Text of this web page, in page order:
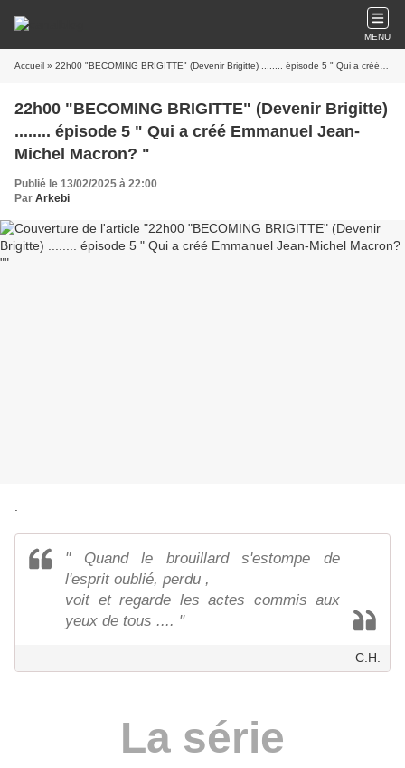
MENU
Accueil » 22h00 "BECOMING BRIGITTE" (Devenir Brigitte) ........ épisode 5 " Qui a créé Emmanuel Jean-Michel Macron? "
22h00 "BECOMING BRIGITTE" (Devenir Brigitte)
........ épisode 5 " Qui a créé Emmanuel Jean-
Michel Macron? "
Publié le 13/02/2025 à 22:00
Par Arkebi
" Quand le brouillard s'estompe de
l'esprit oublié, perdu ,
voit et regarde les actes commis aux
yeux de tous .... "
C.H.
La série